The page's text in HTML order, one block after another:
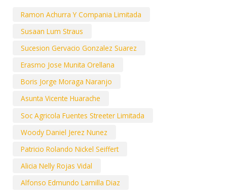
Ramon Achurra Y Compania Limitada
Susaan Lum Straus
Sucesion Gervacio Gonzalez Suarez
Erasmo Jose Munita Orellana
Boris Jorge Moraga Naranjo
Asunta Vicente Huarache
Soc Agricola Fuentes Streeter Limitada
Woody Daniel Jerez Nunez
Patricio Rolando Nickel Seiffert
Alicia Nelly Rojas Vidal
Alfonso Edmundo Lamilla Diaz